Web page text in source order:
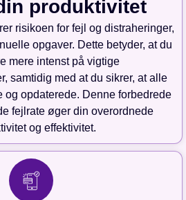
produktivitet
risikoen for fejl og distraheringer,
opgaver. Dette betyder, at du
mere intenst på vigtige
samtidig med at du sikrer, at alle
og opdaterede. Denne forbedrede
fejlrate øger din overordnede
og effektivitet.